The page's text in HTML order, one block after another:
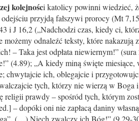
kolejności katolicy powinni wiedzieć,
przyjdą fałszywi prorocy (Mt
i J 16,2 („Nadchodzi czas, kiedy ci,
możemy odnaleźć teksty, które
– Taka jest odpłata niewiernym!”
(4.89); „A kiedy miną święte
chwytajcie ich, oblegajcie i
tych, którzy nie wierzą w Boga
religii prawdy – spośród tych, którym
– dopóki oni nie zapłacą daniny
(…) Niech zwalczy ich Bóg!” (9.29-